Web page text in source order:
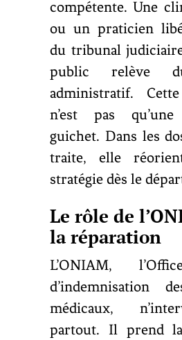
compétente. Une
ou un praticien
du tribunal
public relève
administratif.
n’est pas
guichet. Dans les
traite, elle
stratégie dès le
Le rôle de
la réparation
L’ONIAM,
d’indemnisation
médicaux,
partout. Il prend